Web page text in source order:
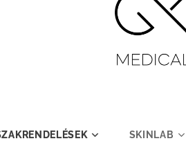
SKINLAB